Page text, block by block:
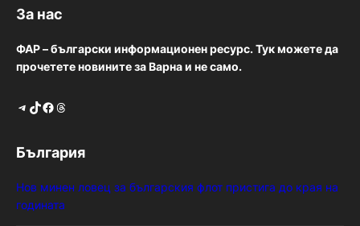
За нас
ФАР – български информационен ресурс. Тук можете да
прочетете новините за Варна и не само.
Telegram TikTok Facebook Threads
България
Нов минен ловец за българския флот пристига до края на
годината